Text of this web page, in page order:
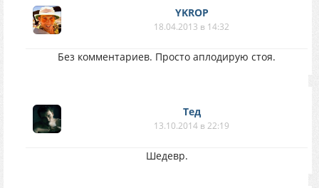
YKROP
18.04.2013 в 14:32
Без комментариев. Просто аплодирую стоя.
Тед
13.10.2014 в 22:19
Шедевр.